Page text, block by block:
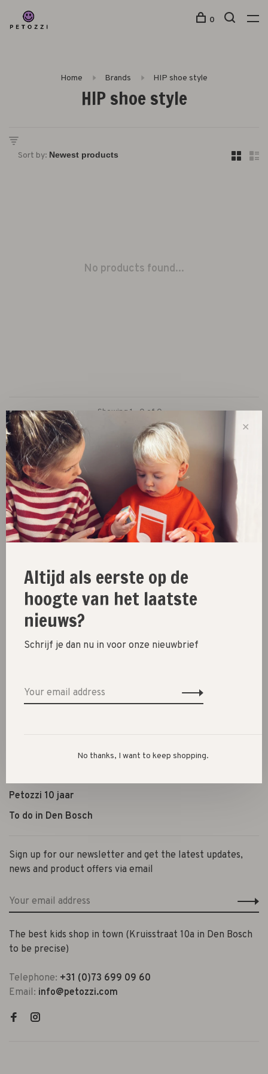
0
Home Brands HIP shoe style
HIP shoe style
Sort by:
No products found...
Showing 1 - 0 of 0
New
SALE 30%
SALE 60%
Clothes
Presents
Lifestyle
Shop the look
About us
Terms & conditions
Shipping, exchanges & returns
Petozzi 10 jaar
To do in Den Bosch
Sign up for our newsletter and get the latest updates,
news and product offers via email
The best kids shop in town (Kruisstraat 10a in Den Bosch
to be precise)
Telephone: +31 (0)73 699 09 60
Email: info@petozzi.com
✕
Altijd als eerste op de
hoogte van het laatste
nieuws?
Schrijf je dan nu in voor onze nieuwbrief
No thanks, I want to keep shopping.